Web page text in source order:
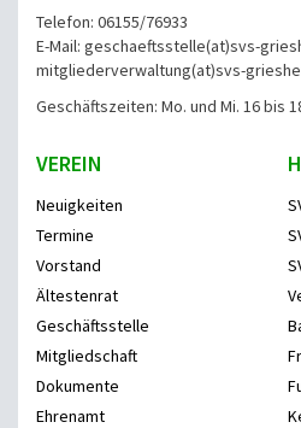
Telefon: 06155/76933
E-Mail: geschaeftsstelle(at)svs-
mitgliederverwaltung(at)svs-
Geschäftszeiten: Mo. und Mi. 16 bis
VEREIN
Neuigkeiten
Termine
Vorstand
Ältestenrat
Geschäftsstelle
Mitgliedschaft
Dokumente
Ehrenamt